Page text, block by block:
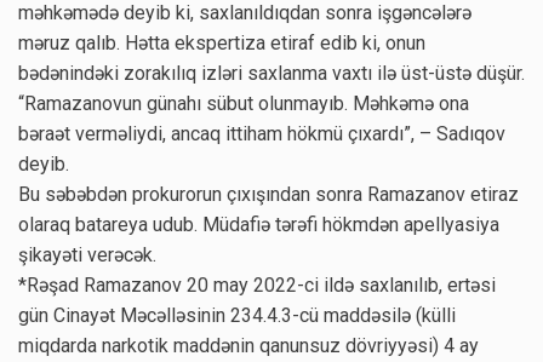
məhkəmədə deyib ki, saxlanıldıqdan sonra işgəncələrə
məruz qalıb. Hətta ekspertiza etiraf edib ki, onun
bədənindəki zorakılıq izləri saxlanma vaxtı ilə üst-üstə düşür.
“Ramazanovun günahı sübut olunmayıb. Məhkəmə ona
bəraət verməliydi, ancaq ittiham hökmü çıxardı”, – Sadıqov
deyib.
Bu səbəbdən prokurorun çıxışından sonra Ramazanov etiraz
olaraq batareya udub. Müdafiə tərəfi hökmdən apellyasiya
şikayəti verəcək.
*Rəşad Ramazanov 20 may 2022-ci ildə saxlanılıb, ertəsi
gün Cinayət Məcəlləsinin 234.4.3-cü maddəsilə (külli
miqdarda narkotik maddənin qanunsuz dövriyyəsi) 4 ay